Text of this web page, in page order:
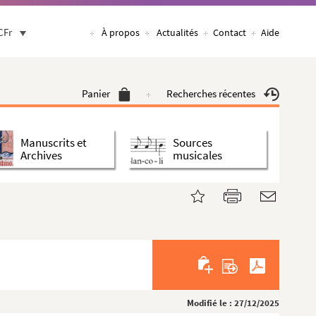
À propos Actualités Contact Aide
Panier Recherches récentes
Manuscrits et
Archives
Sources
musicales
Modifié le : 27/12/2025